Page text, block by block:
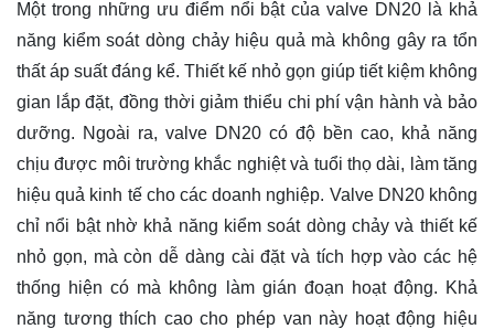
Một trong những ưu điểm nổi bật của valve DN20 là khả
năng kiểm soát dòng chảy hiệu quả mà không gây ra tổn
thất áp suất đáng kể. Thiết kế nhỏ gọn giúp tiết kiệm không
gian lắp đặt, đồng thời giảm thiểu chi phí vận hành và bảo
dưỡng. Ngoài ra, valve DN20 có độ bền cao, khả năng
chịu được môi trường khắc nghiệt và tuổi thọ dài, làm tăng
hiệu quả kinh tế cho các doanh nghiệp. Valve DN20 không
chỉ nổi bật nhờ khả năng kiểm soát dòng chảy và thiết kế
nhỏ gọn, mà còn dễ dàng cài đặt và tích hợp vào các hệ
thống hiện có mà không làm gián đoạn hoạt động. Khả
năng tương thích cao cho phép van này hoạt động hiệu